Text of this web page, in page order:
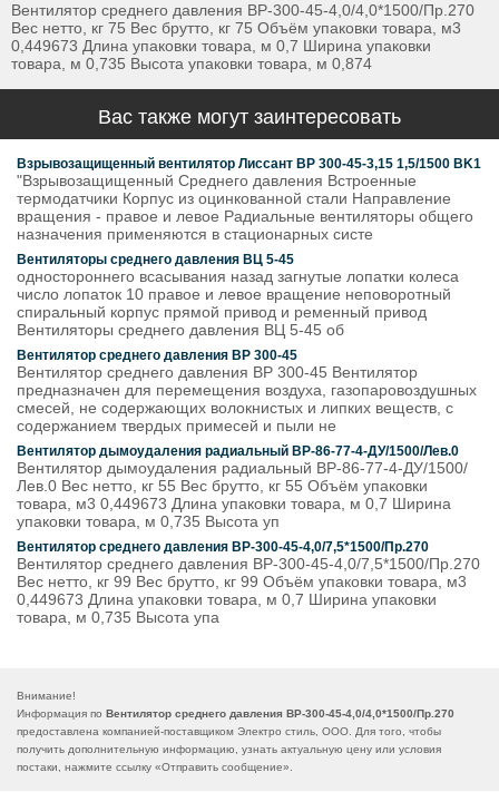
Вентилятор среднего давления ВР-300-45-4,0/4,0*1500/Пр.270
Вес нетто, кг 75 Вес брутто, кг 75 Объём упаковки товара, м3
0,449673 Длина упаковки товара, м 0,7 Ширина упаковки
товара, м 0,735 Высота упаковки товара, м 0,874
Вас также могут заинтересовать
Взрывозащищенный вентилятор Лиссант ВР 300-45-3,15 1,5/1500 BK1
"Взрывозащищенный Среднего давления Встроенные
термодатчики Корпус из оцинкованной стали Направление
вращения - правое и левое Радиальные вентиляторы общего
назначения применяются в стационарных систе
Вентиляторы среднего давления ВЦ 5-45
одностороннего всасывания назад загнутые лопатки колеса
число лопаток 10 правое и левое вращение неповоротный
спиральный корпус прямой привод и ременный привод
Вентиляторы среднего давления ВЦ 5-45 об
Вентилятор среднего давления ВР 300-45
Вентилятор среднего давления ВР 300-45 Вентилятор
предназначен для перемещения воздуха, газопаровоздушных
смесей, не содержающих волокнистых и липких веществ, с
содержанием твердых примесей и пыли не
Вентилятор дымоудаления радиальный ВР-86-77-4-ДУ/1500/Лев.0
Вентилятор дымоудаления радиальный ВР-86-77-4-ДУ/1500/
Лев.0 Вес нетто, кг 55 Вес брутто, кг 55 Объём упаковки
товара, м3 0,449673 Длина упаковки товара, м 0,7 Ширина
упаковки товара, м 0,735 Высота уп
Вентилятор среднего давления ВР-300-45-4,0/7,5*1500/Пр.270
Вентилятор среднего давления ВР-300-45-4,0/7,5*1500/Пр.270
Вес нетто, кг 99 Вес брутто, кг 99 Объём упаковки товара, м3
0,449673 Длина упаковки товара, м 0,7 Ширина упаковки
товара, м 0,735 Высота упа
Внимание!
Информация по Вентилятор среднего давления ВР-300-45-4,0/4,0*1500/Пр.270
предоставлена компанией-поставщиком Электро стиль, ООО. Для того, чтобы
получить дополнительную информацию, узнать актуальную цену или условия
постаки, нажмите ссылку «Отправить сообщение».